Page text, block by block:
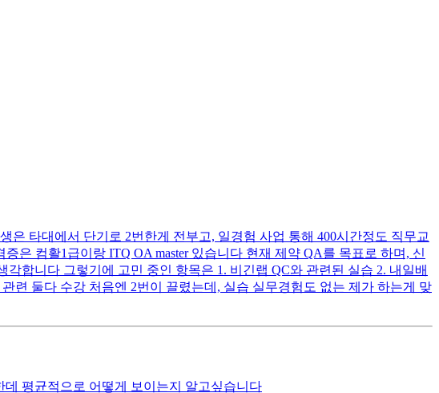
타대에서 단기로 2번한게 전부고, 일경험 사업 통해 400시간정도 직무교
은 컴활1급이랑 ITQ OA master 있습니다 현재 제약 QA를 목표로 하며, 신
합니다 그렇기에 고민 중인 항목은 1. 비긴랩 QC와 관련된 실습 2. 내일배
련 둘다 수강 처음엔 2번이 끌렸는데, 실습 실무경험도 없는 제가 하는게 맞
평균적으로 어떻게 보이는지 알고싶습니다